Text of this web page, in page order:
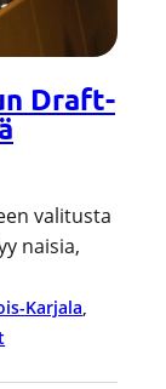
Draft-
valitusta
naisia,
Karjala